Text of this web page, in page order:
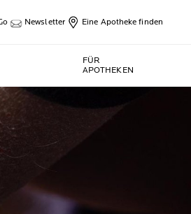
Newsletter Eine Apotheke finden
FÜR
APOTHEKEN